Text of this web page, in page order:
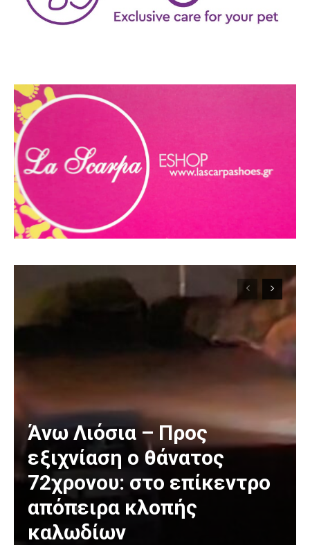
Άνω Λιόσια – Προς
εξιχνίαση ο θάνατος
72χρονου: στο επίκεντρο
απόπειρα κλοπής
καλωδίων